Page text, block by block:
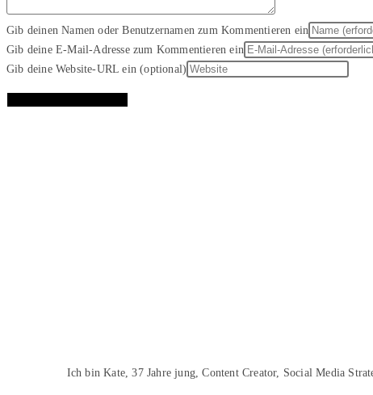
Gib deinen Namen oder Benutzernamen zum Kommentieren ein
Gib deine E-Mail-Adresse zum Kommentieren ein
Gib deine Website-URL ein (optional)
Ich bin Kate, 37 Jahre jung, Content Creator, Social Media